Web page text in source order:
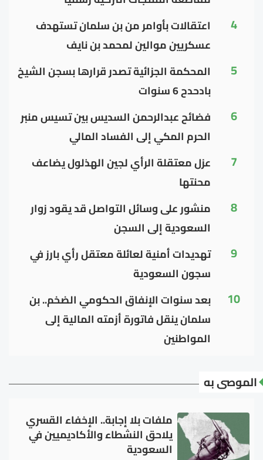
4
اعتقالات بأوامر من بن سلمان تستهدف
عسكريين موالين لمحمد بن نايف
5
المحكمة الجزائية تصدر قرارها بسجن الشيخ
بادحدح 6 سنوات
6
فضائح عبدالرحمن السديس بين تسيس منبر
الحرم المكي إلى الفساد المالي
7
عزل معتقلة الرأي لجين الهذلول يضاعف
محنتها
8
منشور على وسائل التواصل قد يقود زوار
السعودية إلى السجن
9
تهديدات أمنية لعائلة معتقل رأي بارز في
سجون السعودية
10
بعد سنوات الإنفاق الحكومي الضخم.. بن
سلمان ينقل فاتورة أزمته المالية إلى
المواطنين
الموصى به
ملفات بلا إجابة.. الإخفاء القسري
يلاحق النشطاء والأكاديميين في
السعودية